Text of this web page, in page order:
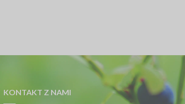
KONTAKT Z NAMI